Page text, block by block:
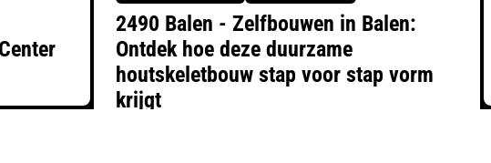
2490 Balen - Zelfbouwen in Balen:
Ontdek hoe deze duurzame
houtskeletbouw stap voor stap vorm
krijgt